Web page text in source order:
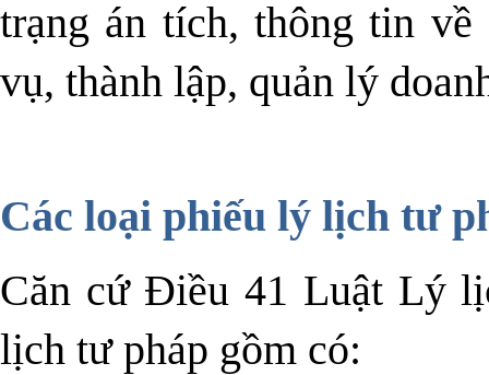
trạng án tích, thông tin về
vụ, thành lập, quản lý
Các loại phiếu lý lịch tư
Căn cứ Điều 41 Luật Lý
lịch tư pháp gồm có: